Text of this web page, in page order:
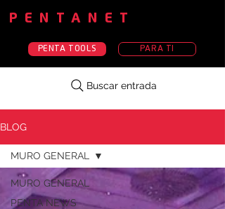
PENTANET
PARA TI
PENTA TOOLS
Buscar entrada
BLOG
MURO GENERAL
PENTA NEWS
MURO GENERAL